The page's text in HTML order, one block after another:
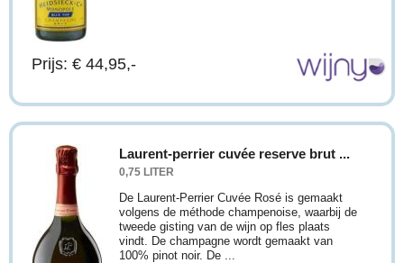
Prijs: € 44,95,-
Laurent-perrier cuvée reserve brut ...
0,75 LITER
De Laurent-Perrier Cuvée Rosé is gemaakt
volgens de méthode champenoise, waarbij de
tweede gisting van de wijn op fles plaats
vindt. De champagne wordt gemaakt van
100% pinot noir. De ...